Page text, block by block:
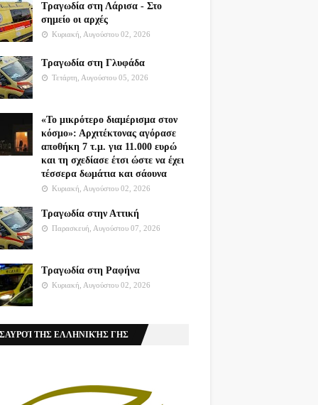
Τραγωδία στη Λάρισα - Στο
σημείο οι αρχές
Κυριακή, Αυγούστου 02, 2026
Τραγωδία στη Γλυφάδα
Τετάρτη, Αυγούστου 05, 2026
«Το μικρότερο διαμέρισμα στον
κόσμο»: Αρχιτέκτονας αγόρασε
αποθήκη 7 τ.μ. για 11.000 ευρώ
και τη σχεδίασε έτσι ώστε να έχει
τέσσερα δωμάτια και σάουνα
Κυριακή, Αυγούστου 02, 2026
Τραγωδία στην Αττική
Παρασκευή, Αυγούστου 07, 2026
Τραγωδία στη Ραφήνα
Κυριακή, Αυγούστου 02, 2026
ΤΗΣ ΕΛΛΗΝΙΚΉΣ ΓΗΣ